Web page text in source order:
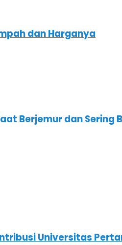
dan Harganya
Berjemur dan Sering
Universitas